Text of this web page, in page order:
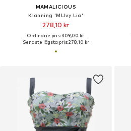
MAMALICIOUS
Klänning 'MLIvy Lia'
278,10 kr
Ordinarie pris: 309,00 kr
Senaste lägsta pris:278,10 kr